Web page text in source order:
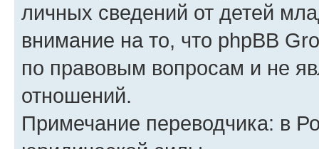
личных сведений от детей
внимание на то, что phpBB
по правовым вопросам и не
отношений.
Примечание переводчика: в